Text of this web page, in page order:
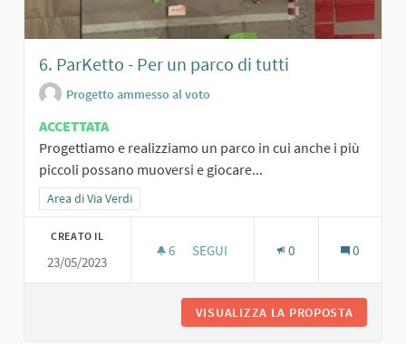
6. ParKetto - Per un parco di tutti
Progetto ammesso al voto
ACCETTATA
Progettiamo e realizziamo un parco in cui anche i più
piccoli possano muoversi e giocare...
Filtra i risultati per categoria: Area di Via Verdi
Area di Via Verdi
CREATO IL
23/05/2023
6 6 SOSTENITORI
SEGUI 0 0
VISUALIZZA LA PROPOSTA